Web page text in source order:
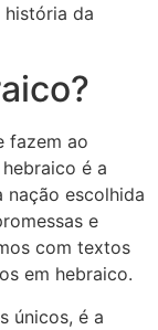
história da
fazem ao
é a
nação escolhida
e
com textos
em hebraico.
únicos, é a